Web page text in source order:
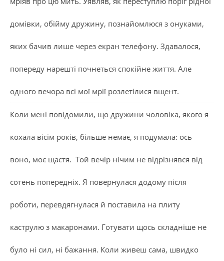
домівки, обійму дружину, познайомлюся з онуками,
яких бачив лише через екран телефону. Здавалося,
попереду нарешті почнеться спокійне життя. Але
одного вечора всі мої мрії розлетілися вщент.
Коли мені повідомили, що дружини чоловіка, якого я
кохала вісім років, більше немає, я подумала: ось
воно, моє щастя. Той вечір нічим не відрізнявся від
сотень попередніх. Я повернулася додому після
роботи, перевдягнулася й поставила на плиту
каструлю з макаронами. Готувати щось складніше не
було ні сил, ні бажання. Коли живеш сама, швидко